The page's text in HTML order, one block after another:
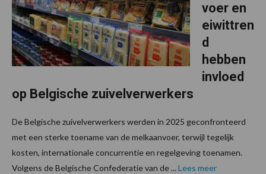
voer en
eiwittren
d
hebben
invloed
op Belgische zuivelverwerkers
De Belgische zuivelverwerkers werden in 2025 geconfronteerd
met een sterke toename van de melkaanvoer, terwijl tegelijk
kosten, internationale concurrentie en regelgeving toenamen.
Volgens de Belgische Confederatie van de ... Lees meer